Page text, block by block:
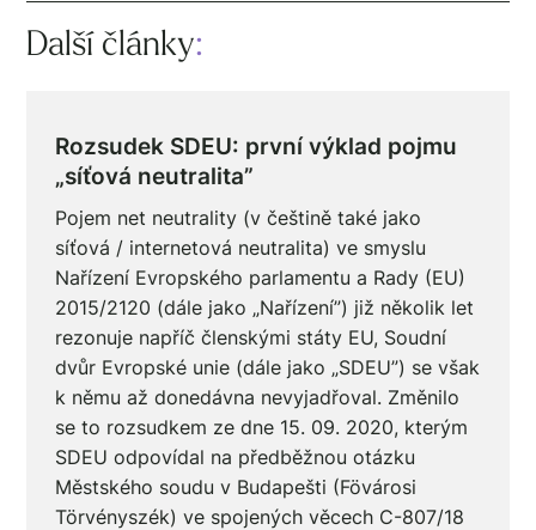
Další články:
Rozsudek SDEU: první výklad pojmu
„síťová neutralita”
Pojem net neutrality (v češtině také jako
síťová / internetová neutralita) ve smyslu
Nařízení Evropského parlamentu a Rady (EU)
2015/2120 (dále jako „Nařízení”) již několik let
rezonuje napříč členskými státy EU, Soudní
dvůr Evropské unie (dále jako „SDEU”) se však
k němu až donedávna nevyjadřoval. Změnilo
se to rozsudkem ze dne 15. 09. 2020, kterým
SDEU odpovídal na předběžnou otázku
Městského soudu v Budapešti (Fövárosi
Törvényszék) ve spojených věcech C-807/18